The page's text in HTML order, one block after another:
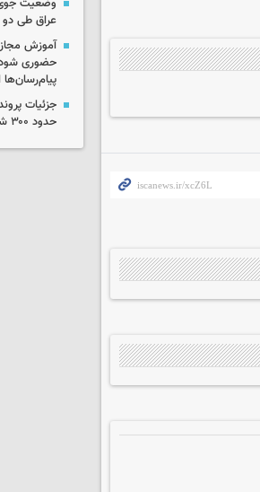
وضعیت جوی
عراق طی دو
آموزش
حضوری
جزئیات
حدود ۳۰۰ شاکی